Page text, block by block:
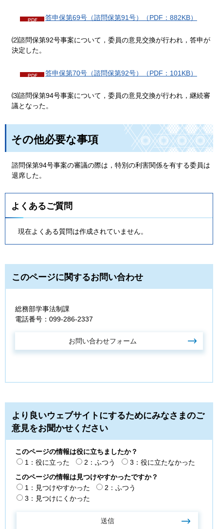
答申保第69号（諮問保第91号）（PDF：882KB）
⑵諮問保第92号事案について，委員の意見交換が行われ，答申が
決定した。
答申保第70号（諮問保第92号）（PDF：101KB）
⑶諮問保第94号事案について，委員の意見交換が行われ，継続審
議となった。
その他必要な事項
諮問保第94号事案の審議の際は，特別の利害関係を有する委員は
退席した。
よくあるご質問
現在よくある質問は作成されていません。
このページに関するお問い合わせ
総務部学事法制課
電話番号：099-286-2337
より良いウェブサイトにするためにみなさまのご
意見をお聞かせください
このページの情報は役に立ちましたか？
1：役に立った
2：ふつう
3：役に立たなかった
このページの情報は見つけやすかったですか？
1：見つけやすかった
2：ふつう
3：見つけにくかった